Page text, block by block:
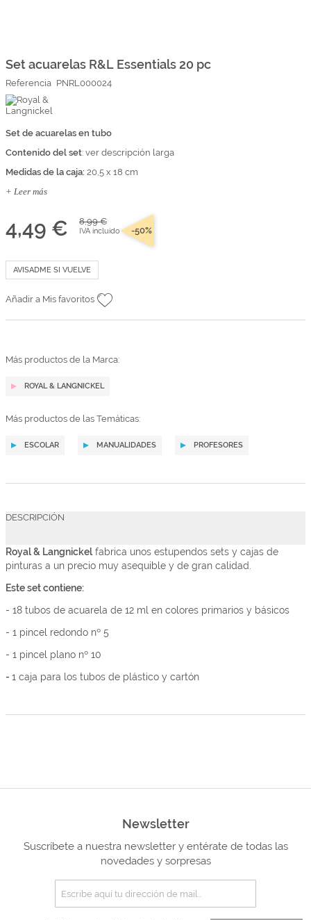
Top Ventas
Iniciar sesión/Regístrate
Somos Kimidori
comienzo
la
galería
de
imágenes
Set acuarelas R&L Essentials 20 pc
Referencia PNRL000024
Set de acuarelas en tubo
Contenido del set: ver descripción larga
Medidas de la caja: 20,5 x 18 cm
+ Leer más
4,49 € 8,99 €
IVA incluido -50%
AVISADME SI VUELVE
Añadir a Mis favoritos
Más productos de la Marca:
ROYAL & LANGNICKEL
Más productos de las Temáticas:
ESCOLAR MANUALIDADES PROFESORES
DESCRIPCIÓN
Royal & Langnickel fabrica unos estupendos sets y cajas de
pinturas a un precio muy asequible y de gran calidad.
Este set contiene:
- 18 tubos de acuarela de 12 ml en colores primarios y básicos
- 1 pincel redondo nº 5
- 1 pincel plano nº 10
- 1 caja para los tubos de plástico y cartón
Newsletter
Suscríbete a nuestra newsletter y entérate de todas las
novedades y sorpresas